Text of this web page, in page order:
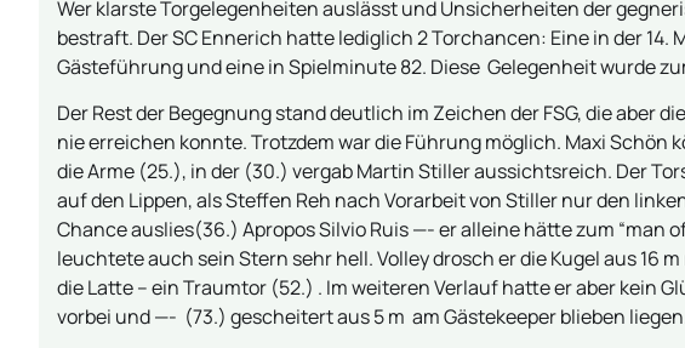
Wer klarste Torgelegenheiten auslässt und Unsicherheiten der
bestraft. Der SC Ennerich hatte lediglich 2 Torchancen: Eine in der
Gästeführung und eine in Spielminute 82. Diese Gelegenheit wurde
Der Rest der Begegnung stand deutlich im Zeichen der FSG, die aber
nie erreichen konnte. Trotzdem war die Führung möglich. Maxi Schön
die Arme (25.), in der (30.) vergab Martin Stiller aussichtsreich. Der
auf den Lippen, als Steffen Reh nach Vorarbeit von Stiller nur den
Chance auslies(36.) Apropos Silvio Ruis —- er alleine hätte zum “man
leuchtete auch sein Stern sehr hell. Volley drosch er die Kugel aus 16
die Latte – ein Traumtor (52.) . Im weiteren Verlauf hatte er aber kein
vorbei und —- (73.) gescheitert aus 5 m am Gästekeeper blieben